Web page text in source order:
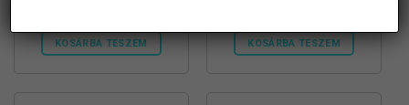
KOSÁRBA TESZEM KOSÁRBA TESZEM